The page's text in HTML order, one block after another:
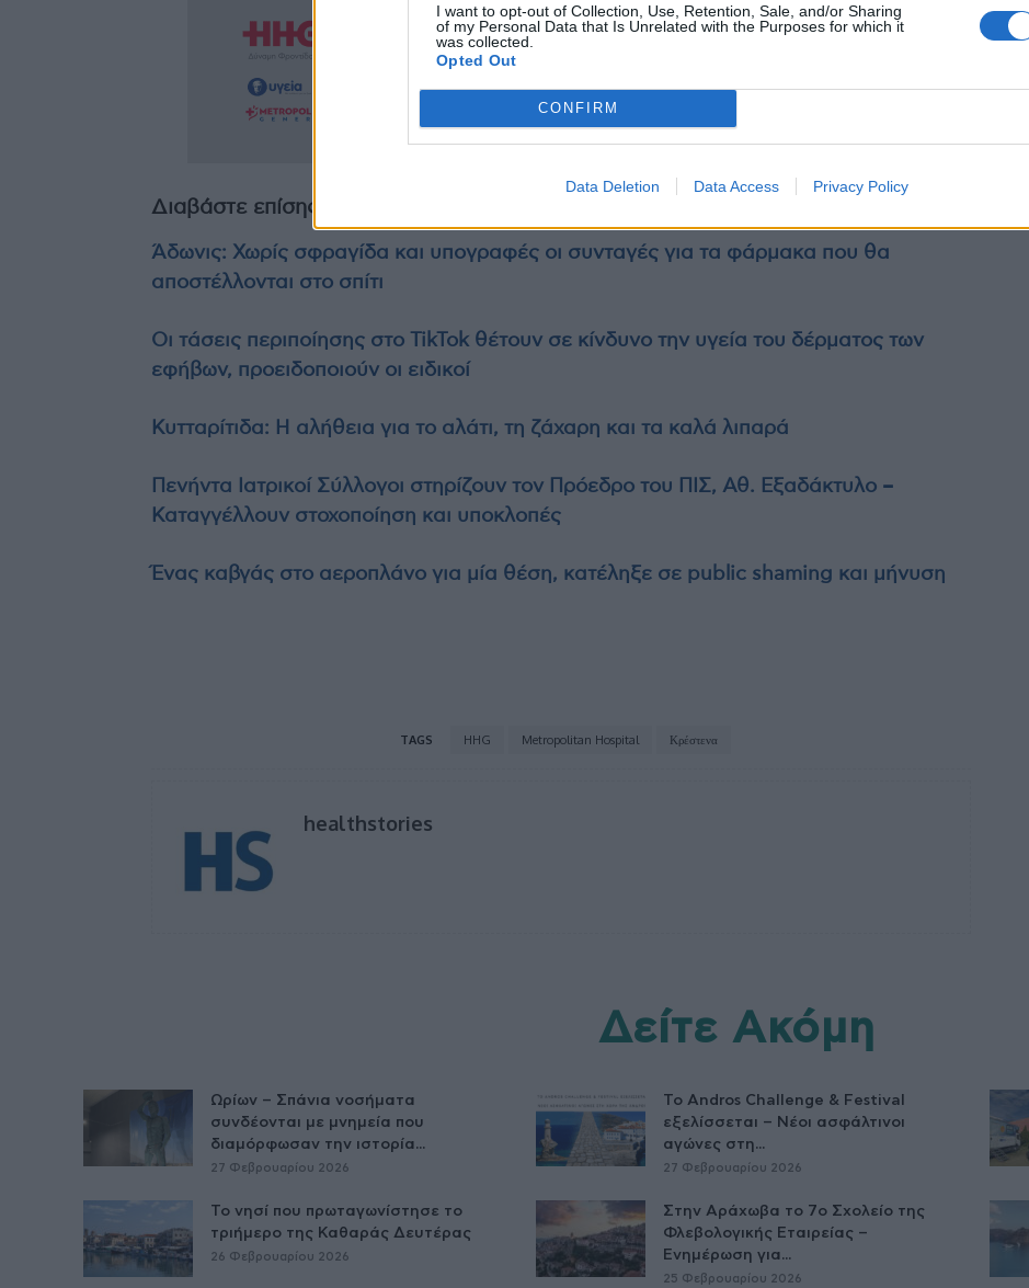
I want to opt-out of Collection, Use, Retention, Sale, and/or Sharing
of my Personal Data that Is Unrelated with the Purposes for which it
was collected.
Opted Out
CONFIRM
Data Deletion Data Access Privacy Policy
Διαβάστε επίσης
Άδωνις: Χωρίς σφραγίδα και υπογραφές οι συνταγές για τα φάρμακα που θα
αποστέλλονται στο σπίτι
Οι τάσεις περιποίησης στο TikTok θέτουν σε κίνδυνο την υγεία του δέρματος των
εφήβων, προειδοποιούν οι ειδικοί
Κυτταρίτιδα: Η αλήθεια για το αλάτι, τη ζάχαρη και τα καλά λιπαρά
Πενήντα Ιατρικοί Σύλλογοι στηρίζουν τον Πρόεδρο του ΠΙΣ, Αθ. Εξαδάκτυλο –
Καταγγέλλουν στοχοποίηση και υποκλοπές
Ένας καβγάς στο αεροπλάνο για μία θέση, κατέληξε σε public shaming και μήνυση
TAGS HHG Metropolitan Hospital Κρέστενα
healthstories
Δείτε Ακόμη
Ωρίων – Σπάνια νοσήματα
συνδέονται με μνημεία που
διαμόρφωσαν την ιστορία...
27 Φεβρουαρίου 2026
Το Andros Challenge & Festival
εξελίσσεται – Νέοι ασφάλτινοι
αγώνες στη...
27 Φεβρουαρίου 2026
Το νησί που πρωταγωνίστησε το
τριήμερο της Καθαράς Δευτέρας
26 Φεβρουαρίου 2026
Στην Αράχωβα το 7ο Σχολείο της
Φλεβολογικής Εταιρείας –
Ενημέρωση για...
25 Φεβρουαρίου 2026